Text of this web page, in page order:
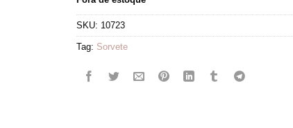
SKU: 10723
Tag: Sorvete